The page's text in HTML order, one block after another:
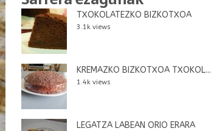
TXOKOLATEZKO BIZKOTXOA
3.1k views
KREMAZKO BIZKOTXOA TXOKOL...
1.4k views
LEGATZA LABEAN ORIO ERARA